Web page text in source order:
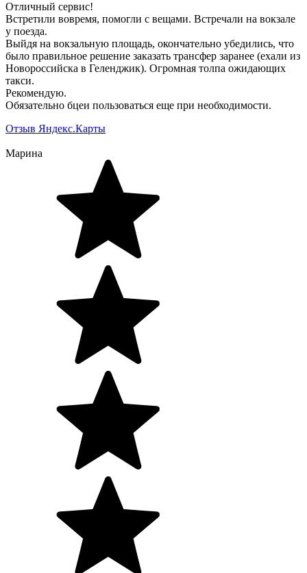
Отличный сервис!
Встретили вовремя, помогли с вещами. Встречали на вокзале
у поезда.
Выйдя на вокзальную площадь, окончательно убедились, что
было правильное решение заказать трансфер заранее (ехали из
Новороссийска в Геленджик). Огромная толпа ожидающих
такси.
Рекомендую.
Обязательно бцеи пользоваться еще при необходимости.
Отзыв Яндекс.Карты
Марина